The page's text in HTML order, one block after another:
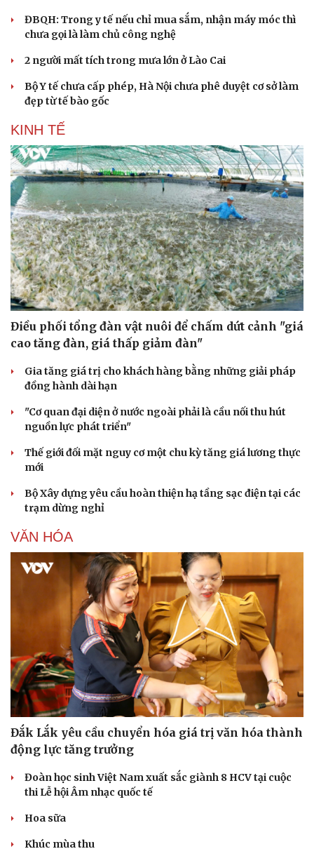
Văn hóa
Sân khấu - Điện ảnh
Âm nhạc
ĐBQH: Trong y tế nếu chỉ mua sắm, nhận máy móc thì
chưa gọi là làm chủ công nghệ
2 người mất tích trong mưa lớn ở Lào Cai
Bộ Y tế chưa cấp phép, Hà Nội chưa phê duyệt cơ sở làm
đẹp từ tế bào gốc
KINH TẾ
Điều phối tổng đàn vật nuôi để chấm dứt cảnh "giá
cao tăng đàn, giá thấp giảm đàn"
Gia tăng giá trị cho khách hàng bằng những giải pháp
đồng hành dài hạn
"Cơ quan đại diện ở nước ngoài phải là cầu nối thu hút
nguồn lực phát triển"
Thế giới đối mặt nguy cơ một chu kỳ tăng giá lương thực
mới
Bộ Xây dựng yêu cầu hoàn thiện hạ tầng sạc điện tại các
trạm dừng nghỉ
VĂN HÓA
Đắk Lắk yêu cầu chuyển hóa giá trị văn hóa thành
động lực tăng trưởng
Đoàn học sinh Việt Nam xuất sắc giành 8 HCV tại cuộc
thi Lễ hội Âm nhạc quốc tế
Hoa sữa
Khúc mùa thu